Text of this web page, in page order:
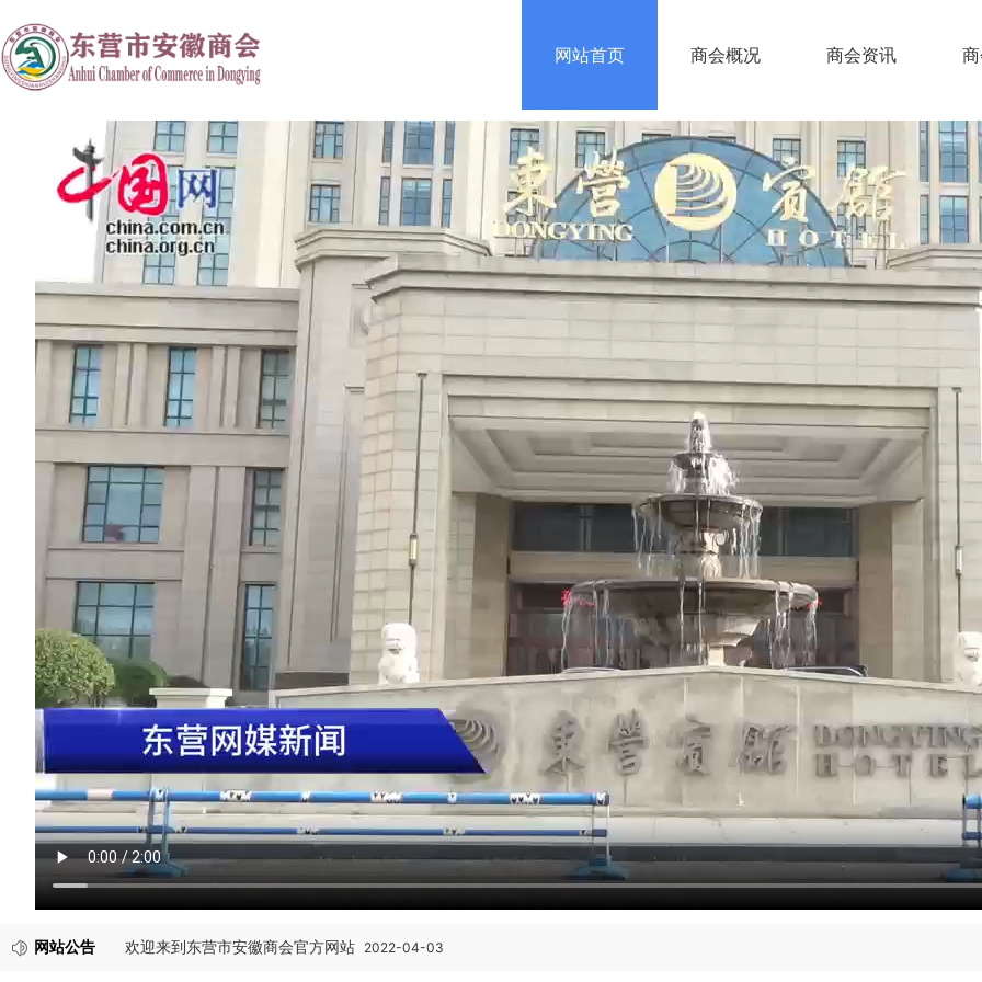
网站首页 商会概况 商会资讯
网站公告 欢迎来到东营市安徽商会官方网站 2022-04-03